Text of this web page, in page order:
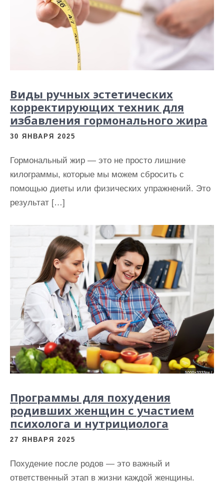
Виды ручных эстетических
корректирующих техник для
избавления гормонального жира
30 ЯНВАРЯ 2025
Гормональный жир — это не просто лишние
килограммы, которые мы можем сбросить с
помощью диеты или физических упражнений. Это
результат […]
Программы для похудения
родивших женщин с участием
психолога и нутрициолога
27 ЯНВАРЯ 2025
Похудение после родов — это важный и
ответственный этап в жизни каждой женщины.